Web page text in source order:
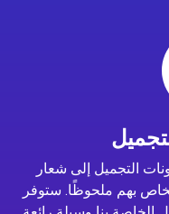
التجميل إلى شعار
بهم ملحوظًا. ستوفر